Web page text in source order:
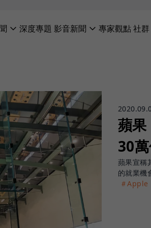
深度專題 影音新聞 專家觀點社群
蘋
30
蘋果宣稱
的就業機
＃Apple